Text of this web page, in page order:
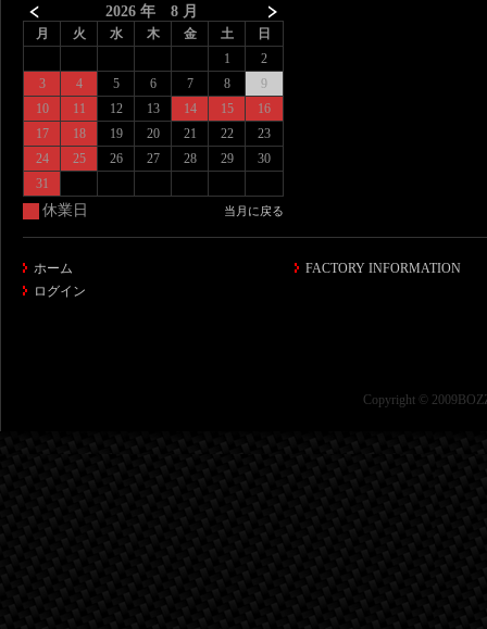
2026 年 8 月
月 火 水 木 金 土
日
1
2
3
4 5 6 7 8
9
10
11 12 13 14 15
16
17
18 19 20 21 22
23
24
25 26 27 28 29
30
31
休業日 当月に戻る
ホーム
ログイン
FACTORY INFORMATION
Copyright ©